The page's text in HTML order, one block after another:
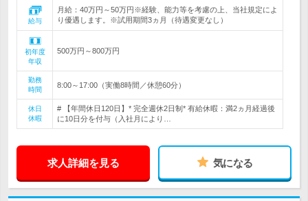
給与
月給：40万円～50万円※経験、能力等を考慮の上、当社規定によ
り優遇します。※試用期間3ヵ月（待遇変更なし）
初年度
年収
500万円～800万円
勤務
時間
8:00～17:00（実働8時間／休憩60分）
休日
休暇
# 【年間休日120日】* 完全週休2日制* 有給休暇：満2ヵ月経過後
に10日分を付与（入社月により…
求人詳細を見る 気になる